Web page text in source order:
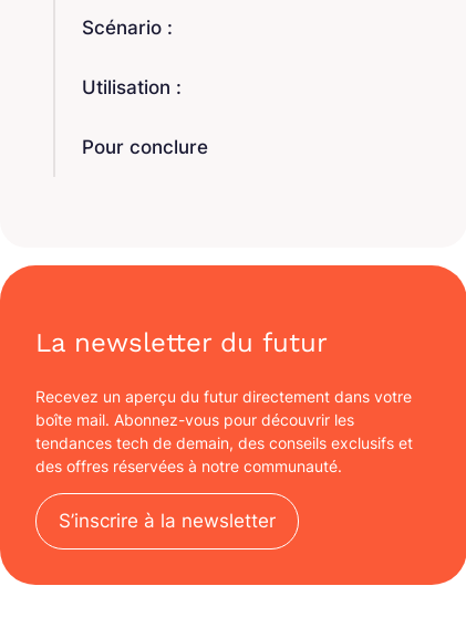
Scénario :
Utilisation :
Pour conclure
La newsletter du futur
Recevez un aperçu du futur directement dans votre
boîte mail. Abonnez-vous pour découvrir les
tendances tech de demain, des conseils exclusifs et
des offres réservées à notre communauté.
S’inscrire à la newsletter